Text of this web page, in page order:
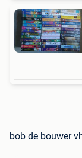
bob de bouwer